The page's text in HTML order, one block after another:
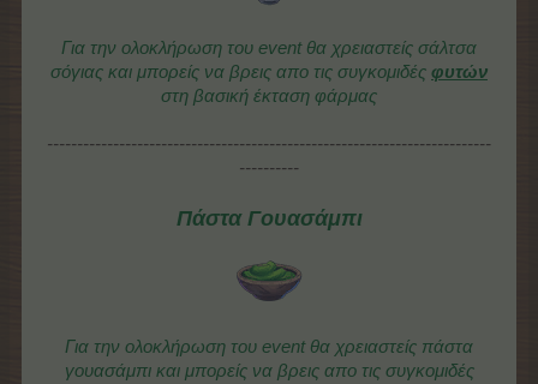
Για την ολοκλήρωση του event θα χρειαστείς σάλτσα
σόγιας και μπορείς να βρεις απο τις συγκομιδές φυτών
στη βασική έκταση φάρμας
--------------------------------------------------------------------------
----------
Πάστα Γουασάμπι
Για την ολοκλήρωση του event θα χρειαστείς πάστα
γουασάμπι καιμπορείς να βρεις απο τις συγκομιδές